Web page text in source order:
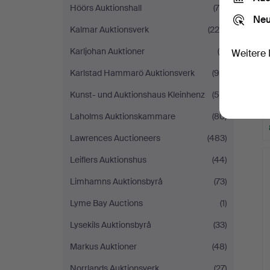
Höörs Auktionshall
(79)
Kalmar Auktionsverk
(225)
Karljohan Auktioner
(5)
Karlstad Hammarö Auktionsverk
(94)
Kunst- und Auktionshaus Kleinhenz
(55)
Laholms Auktionskammare
(80)
Lawrences Auctioneers
(483)
Leiflers Auktionshus
(44)
Limhamns Auktionsbyrå
(73)
Lyme Bay Auctions
(1)
Lysekils Auktionsbyrå
(33)
Markus Auktioner
(48)
Weitere